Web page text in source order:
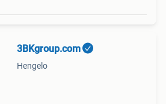
3BKgroup.com
Hengelo